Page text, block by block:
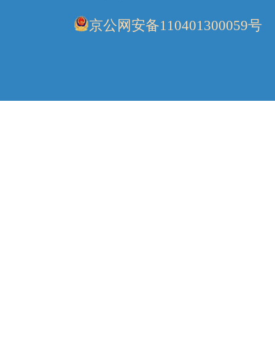
京公网安备110401300059号